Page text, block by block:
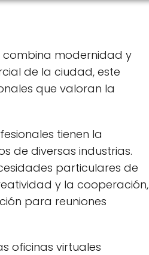
combina modernidad y
de la ciudad, este
que valoran la
tienen la
de diversas industrias.
particulares de
y la cooperación,
para reuniones
oficinas virtuales